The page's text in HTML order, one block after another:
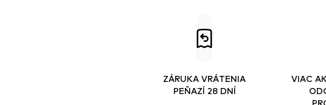
ZÁRUKA VRÁTENIA
PEŇAZÍ 28 DNÍ
VIAC